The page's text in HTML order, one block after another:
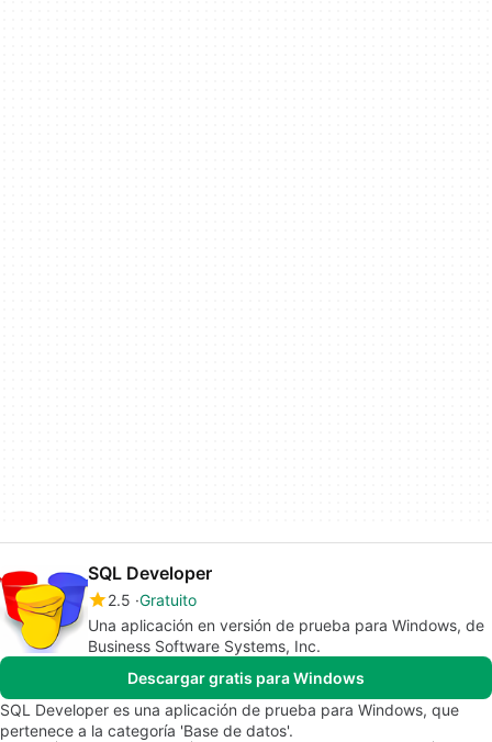
SQL Developer
2.5 Gratuito
Una aplicación en versión de prueba para Windows, de
Business Software Systems, Inc.
Descargar gratis para Windows
SQL Developer es una aplicación de prueba para Windows, que
pertenece a la categoría 'Base de datos'.